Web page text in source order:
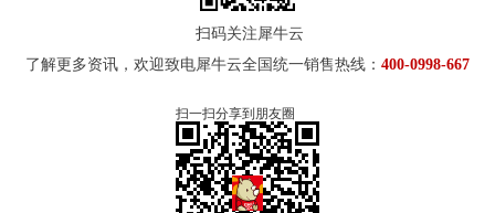
扫码关注犀牛云
了解更多资讯，欢迎致电犀牛云全国统一销售热线： 400-0998-667
扫一扫分享到朋友圈